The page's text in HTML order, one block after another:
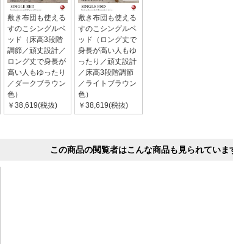
敷き布団も使える
すのこシングルベ
ッド（床高3段階
調節／頑丈設計／
ロング丈で身長が
高い人もゆったり
／ダークブラウン
色）
￥38,619(税抜)
敷き布団も使える
すのこシングルベ
ッド（ロング丈で
身長が高い人もゆ
ったり／頑丈設計
／床高3段階調節
／ライトブラウン
色）
￥38,619(税抜)
この商品の閲覧者はこんな商品も見られていま